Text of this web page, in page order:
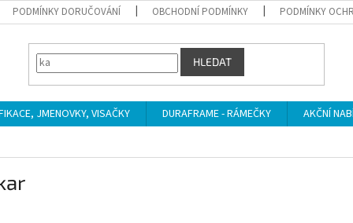
PODMÍNKY DORUČOVÁNÍ OBCHODNÍ PODMÍNKY PODMÍNKY
HLEDAT
JMENOVKY, VISAČKY DURAFRAME - RÁMEČKY AKČNÍ